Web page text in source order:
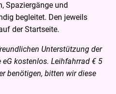
Spaziergänge und
begleitet. Den jeweils
der Startseite.
Unterstützung der
kostenlos. Leihfahrrad € 5
benötigen, bitten wir diese